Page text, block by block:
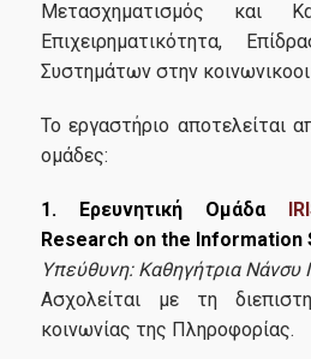
Μετασχηματισμός και
Επιχειρηματικότητα,
Συστημάτων στην
Το εργαστήριο αποτελείται
ομάδες:
1. Ερευνητική Ομάδα
Research on the Information
Υπεύθυνη: Καθηγήτρια Νάνσυ
Ασχολείται με τη
κοινωνίας της Πληροφορίας.